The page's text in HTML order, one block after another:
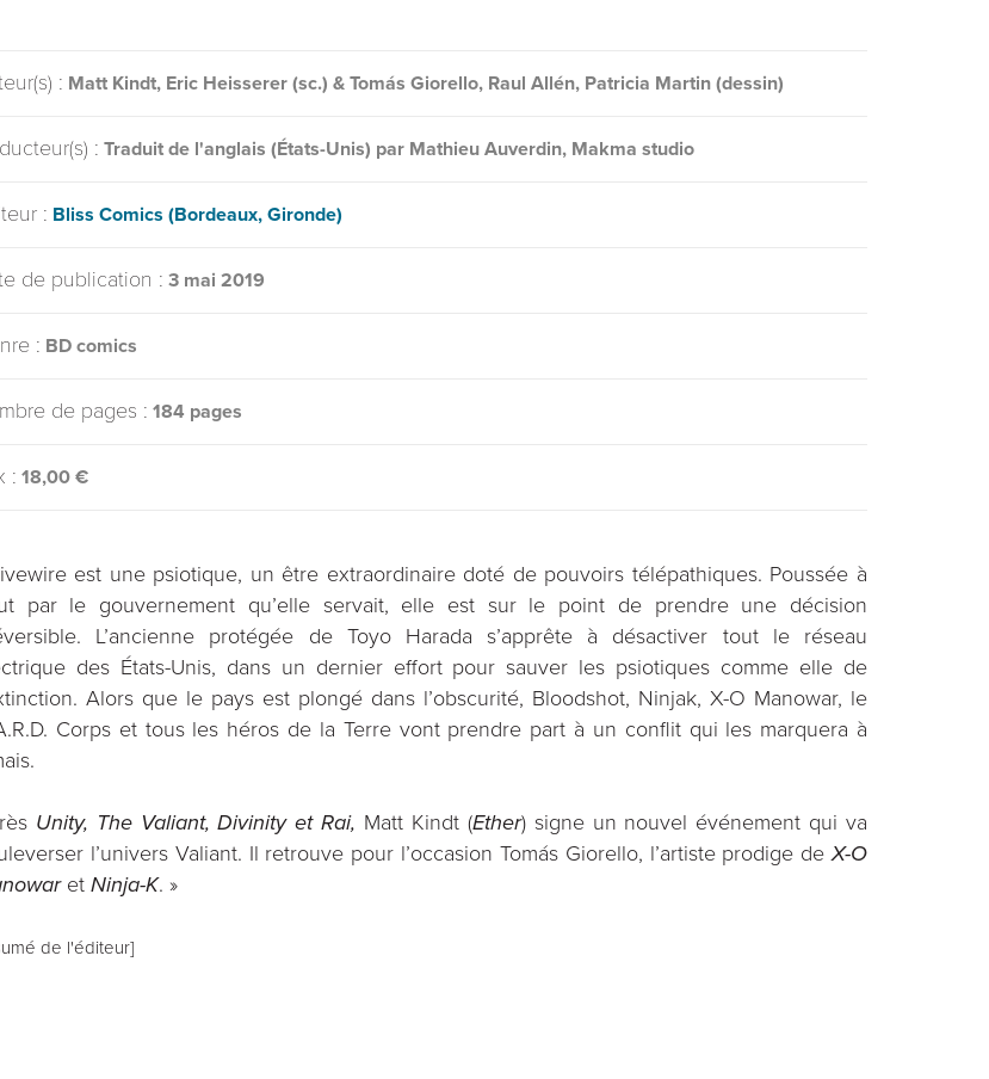
: Matt Kindt, Eric Heisserer (sc.) & Tomás Giorello, Raul Allén, Patricia Martin (dessin)
: Traduit de l'anglais (États-Unis) par Mathieu Auverdin, Makma studio
: Bliss Comics (Bordeaux, Gironde)
de publication : 3 mai 2019
: BD comics
de pages : 184 pages
: 18,00 €
est une psiotique, un être extraordinaire doté de pouvoirs télépathiques. Poussée à
par le gouvernement qu’elle servait, elle est sur le point de prendre une décision
L’ancienne protégée de Toyo Harada s’apprête à désactiver tout le réseau
des États-Unis, dans un dernier effort pour sauver les psiotiques comme elle de
Alors que le pays est plongé dans l’obscurité, Bloodshot, Ninjak, X-O Manowar, le
Corps et tous les héros de la Terre vont prendre part à un conflit qui les marquera à
Unity, The Valiant, Divinity et Rai, Matt Kindt (Ether) signe un nouvel événement qui va
l’univers Valiant. Il retrouve pour l’occasion Tomás Giorello, l’artiste prodige deX-O
et Ninja-K. »
de l'éditeur]